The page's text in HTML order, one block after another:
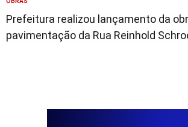
Prefeitura realizou lançamento da
pavimentação da Rua Reinhold